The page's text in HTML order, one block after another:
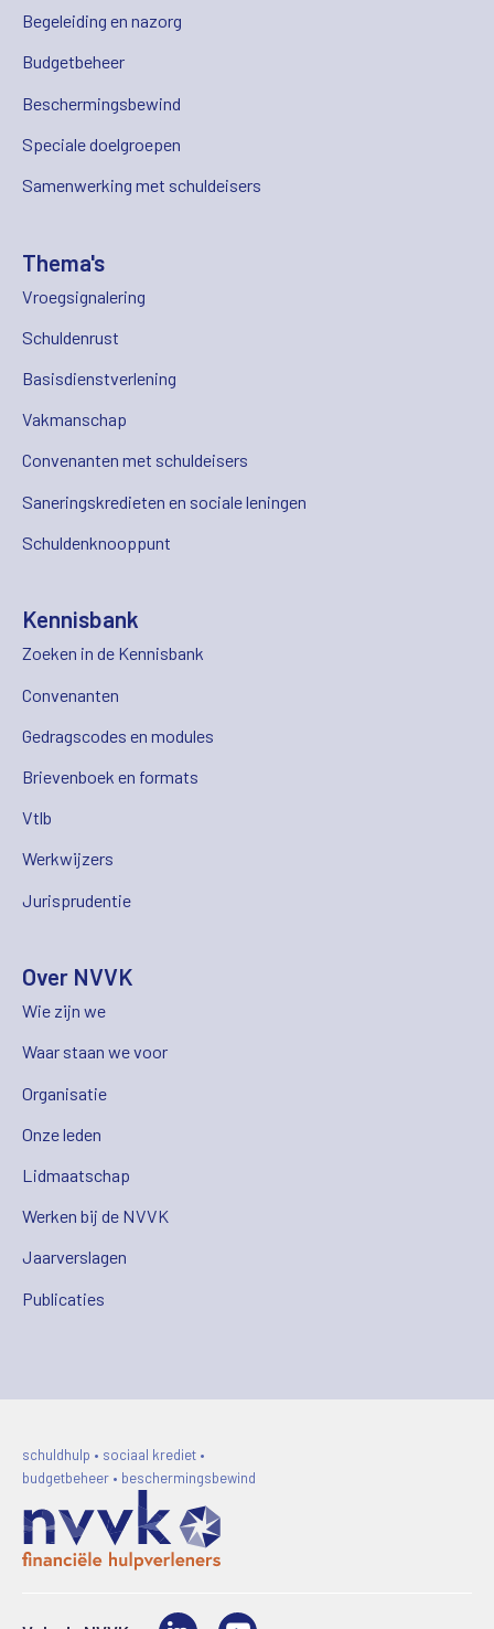
Begeleiding en nazorg
Budgetbeheer
Beschermingsbewind
Speciale doelgroepen
Samenwerking met schuldeisers
Thema's
Vroegsignalering
Schuldenrust
Basisdienstverlening
Vakmanschap
Convenanten met schuldeisers
Saneringskredieten en sociale leningen
Schuldenknooppunt
Kennisbank
Zoeken in de Kennisbank
Convenanten
Gedragscodes en modules
Brievenboek en formats
Vtlb
Werkwijzers
Jurisprudentie
Over NVVK
Wie zijn we
Waar staan we voor
Organisatie
Onze leden
Lidmaatschap
Werken bij de NVVK
Jaarverslagen
Publicaties
schuldhulp • sociaal krediet •
budgetbeheer • beschermingsbewind
LinkedIn